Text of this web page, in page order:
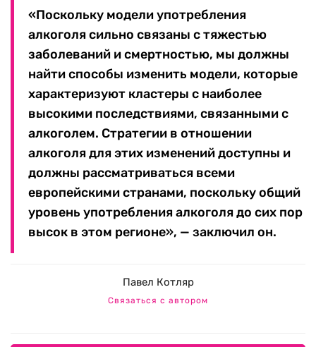
«Поскольку модели употребления
алкоголя сильно связаны с тяжестью
заболеваний и смертностью, мы должны
найти способы изменить модели, которые
характеризуют кластеры с наиболее
высокими последствиями, связанными с
алкоголем. Стратегии в отношении
алкоголя для этих изменений доступны и
должны рассматриваться всеми
европейскими странами, поскольку общий
уровень употребления алкоголя до сих пор
высок в этом регионе», — заключил он.
Павел Котляр
Связаться с автором